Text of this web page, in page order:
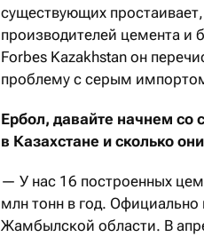
существующих
производителей цемента и
Forbes Kazakhstan он
проблему с серым
Ербол, давайте начнем со
в Казахстане и сколько
— У нас 16 построенных
млн тонн в год. Официально
Жамбылской области. В